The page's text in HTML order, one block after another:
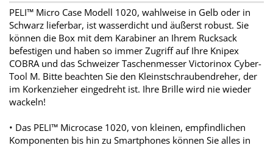
PELI™ Micro Case Modell 1020, wahlweise in Gelb oder in
Schwarz lieferbar, ist wasserdicht und äußerst robust. Sie
können die Box mit dem Karabiner an Ihrem Rucksack
befestigen und haben so immer Zugriff auf Ihre Knipex
COBRA und das Schweizer Taschenmesser Victorinox Cyber-
Tool M. Bitte beachten Sie den Kleinstschraubendreher, der
im Korkenzieher eingedreht ist. Ihre Brille wird nie wieder
wackeln!
• Das PELI™ Microcase 1020, von kleinen, empfindlichen
Komponenten bis hin zu Smartphones können Sie alles in